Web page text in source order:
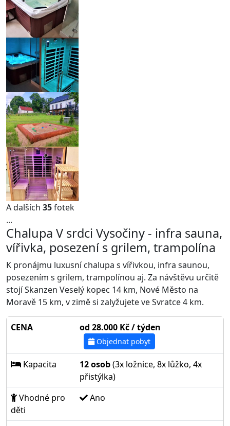
A dalších 35fotek
...
Chalupa V srdci Vysočiny - infra sauna,
vířivka, posezení s grilem, trampolína
K pronájmu luxusní chalupa s vířivkou, infra saunou,
posezením s grilem, trampolínou aj. Za návštěvu určitě
stojí Skanzen Veselý kopec 14 km, Nové Město na
Moravě 15 km, v zimě si zalyžujete ve Svratce 4 km.
CENA od 28.000 Kč / týden
Objednat pobyt
Kapacita 12 osob(3x ložnice, 8x lůžko, 4x
přistýlka)
Vhodné pro
děti
Ano